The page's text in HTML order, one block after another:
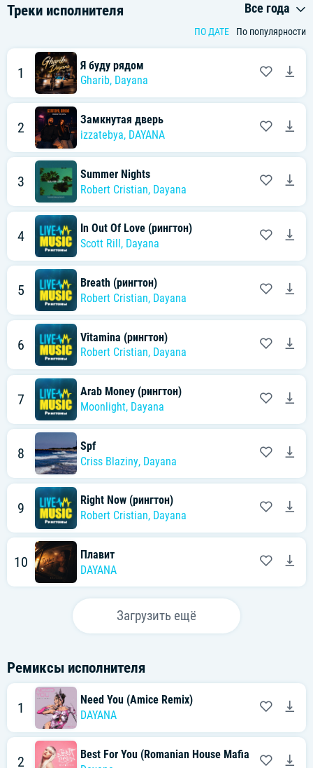
Треки исполнителя Все года
ПО ДАТЕ По популярности
1
Я буду рядом
Gharib, Dayana
2
Замкнутая дверь
izzatebya, DAYANA
3
Summer Nights
Robert Cristian, Dayana
4
In Out Of Love (рингтон)
Scott Rill , Dayana
5
Breath (рингтон)
Robert Cristian, Dayana
6
Vitamina (рингтон)
Robert Cristian, Dayana
7
Arab Money (рингтон)
Moonlight, Dayana
8
Spf
Criss Blaziny, Dayana
9
Right Now (рингтон)
Robert Cristian, Dayana
10
Плавит
DAYANA
Загрузить ещё
Ремиксы исполнителя
1
Need You (Amice Remix)
DAYANA
2
Best For You (Romanian House Mafia Remix)